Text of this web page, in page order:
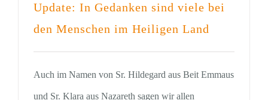
Update: In Gedanken sind viele bei
den Menschen im Heiligen Land
Auch im Namen von Sr. Hildegard aus Beit Emmaus
und Sr. Klara aus Nazareth sagen wir allen